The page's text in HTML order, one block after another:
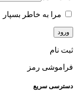
مرا به خاطر بسپار
ثبت نام
فراموشی رمز
دسترسی سریع